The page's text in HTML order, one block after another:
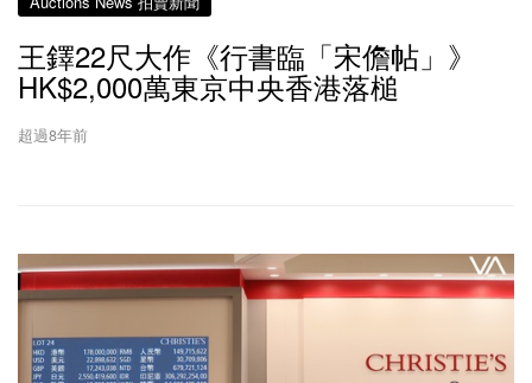
王鐸22尺大作《行書臨「宋儋帖」》
HK$2,000萬東京中央香港落槌
超過8年前